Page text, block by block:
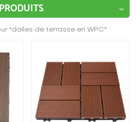
"dalles de terrasse en WPC"